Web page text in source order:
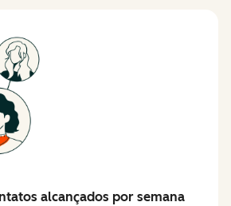
alcançados por semana